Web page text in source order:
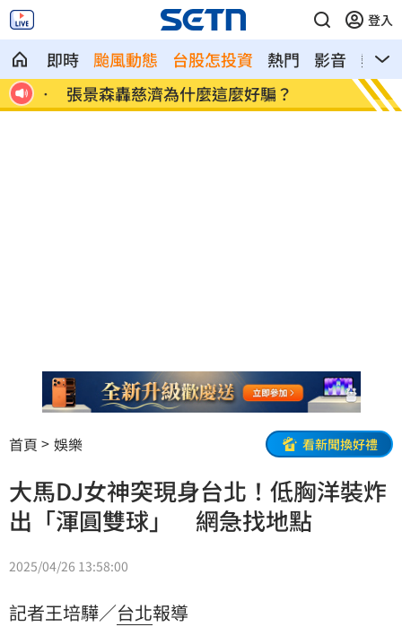
登入
即時 颱風動態 台股怎投資 熱門 影音
熱搜
重
張景森轟慈濟為什麼這麼好騙？ 柯轟
首頁 娛樂 看新聞換好禮
大馬DJ女神突現身台北！低胸洋裝炸
出「渾圓雙球」 網急找地點
2025/04/26 13:58:00
記者王培驊／台北報導